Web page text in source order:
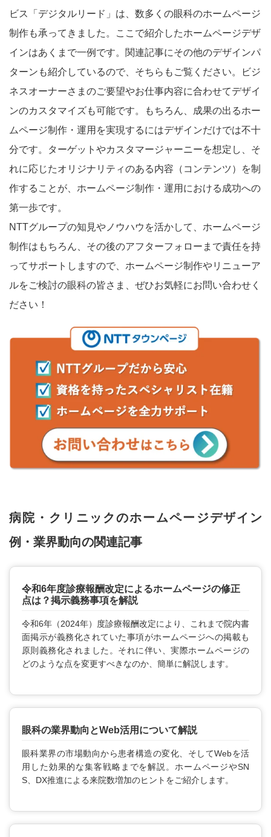
ビス「デジタルリード」は、数多くの眼科のホームページ
制作も承ってきました。ここで紹介したホームページデザ
インはあくまで一例です。関連記事にその他のデザインパ
ターンも紹介しているので、そちらもご覧ください。ビジ
ネスオーナーさまのご要望やお仕事内容に合わせてデザイ
ンのカスタマイズも可能です。もちろん、成果の出るホー
ムページ制作・運用を実現するにはデザインだけでは不十
分です。ターゲットやカスタマージャーニーを想定し、そ
れに応じたオリジナリティのある内容（コンテンツ）を制
作することが、ホームページ制作・運用における成功への
第一歩です。
NTTグループの知見やノウハウを活かして、ホームページ
制作はもちろん、その後のアフターフォローまで責任を持
ってサポートしますので、ホームページ制作やリニューア
ルをご検討の眼科の皆さま、ぜひお気軽にお問い合わせく
ださい！
病院・クリニックのホームページデザイン
例・業界動向の関連記事
令和6年度診療報酬改定によるホームページの修正
点は？掲示義務事項を解説
令和6年（2024年）度診療報酬改定により、これまで院内書
面掲示が義務化されていた事項がホームページへの掲載も
原則義務化されました。それに伴い、実際ホームページの
どのような点を変更すべきなのか、簡単に解説します。
眼科の業界動向とWeb活用について解説
眼科業界の市場動向から患者構造の変化、そしてWebを活
用した効果的な集客戦略までを解説。ホームページやSN
S、DX推進による来院数増加のヒントをご紹介します。